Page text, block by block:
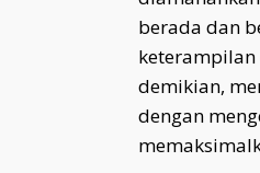
berada dan
demikian,
dengan